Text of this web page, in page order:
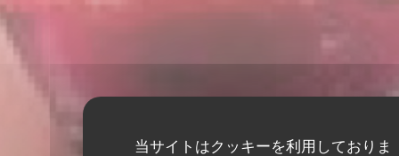
当サイトはクッキーを利用しておりま